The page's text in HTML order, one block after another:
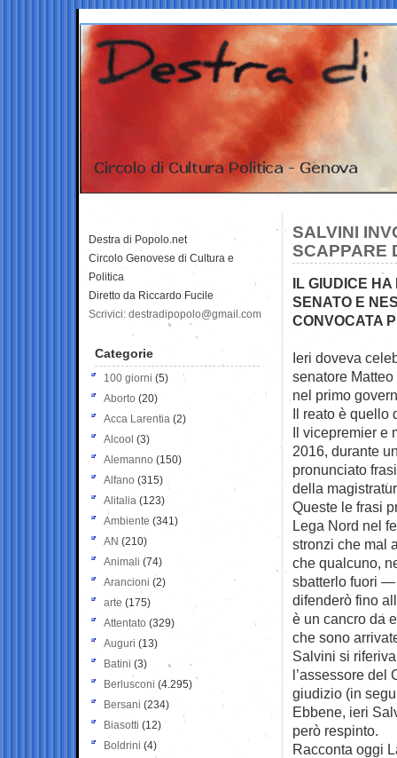
SALVINI
SCAPPARE
IL GIUDICE HA
SENATO E
CONVOCATA
Ieri doveva
senatore Matteo
nel primo
Il reato è quello
Il vicepremier e
2016, durante
pronunciato
della
Queste le frasi
Lega Nord nel
stronzi che mal
che qualcuno,
sbatterlo fuori —
difenderò fino
è un cancro da
che sono
Salvini si
l’assessore del
giudizio (in
Ebbene, ieri
però respinto.
Racconta oggi
Destra di Popolo.net
Circolo Genovese di Cultura e
Politica
Diretto da Riccardo Fucile
Scrivici: destradipopolo@gmail.com
Categorie
100 giorni (5)
Aborto (20)
Acca Larentia (2)
Alcool (3)
Alemanno (150)
Alfano (315)
Alitalia (123)
Ambiente (341)
AN (210)
Animali (74)
Arancioni (2)
arte (175)
Attentato (329)
Auguri (13)
Batini (3)
Berlusconi (4.295)
Bersani (234)
Biasotti (12)
Boldrini (4)